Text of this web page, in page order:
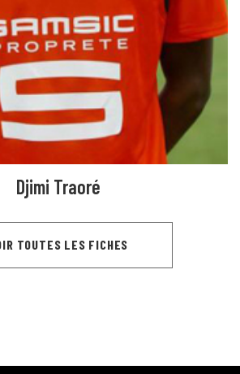
Djimi Traoré
TOUTES LES FICHES